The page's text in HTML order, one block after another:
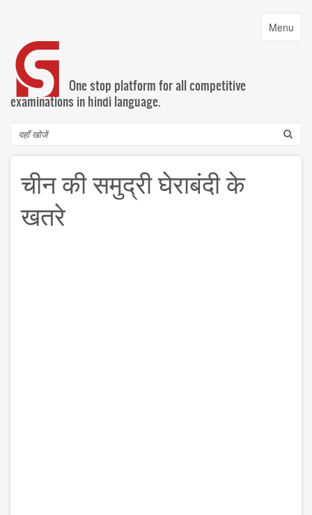
content
Toggle
Menu
One stop platform for all competitive
examinations in hindi language.
Search
चीन की समुद्री घेराबंदी के
खतरे